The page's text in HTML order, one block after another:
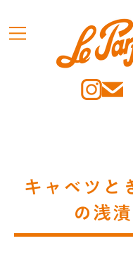
キャベツと
の浅